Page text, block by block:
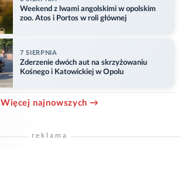
Weekend z lwami angolskimi w opolskim
zoo. Atos i Portos w roli głównej
7 SIERPNIA
Zderzenie dwóch aut na skrzyżowaniu
Kośnego i Katowickiej w Opolu
Więcej najnowszych →
reklama